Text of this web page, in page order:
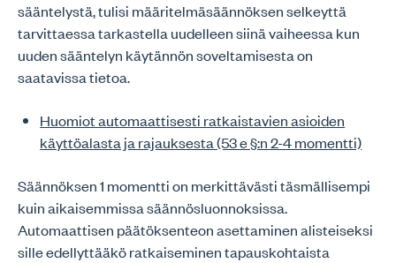
sääntelystä, tulisi määritelmäsäännöksen selkeyttä
tarvittaessa tarkastella uudelleen siinä vaiheessa kun
uuden sääntelyn käytännön soveltamisesta on
saatavissa tietoa.
Huomiot automaattisesti ratkaistavien asioiden
käyttöalasta ja rajauksesta (53 e §:n 2-4 momentti)
Säännöksen 1 momentti on merkittävästi täsmällisempi
kuin aikaisemmissa säännösluonnoksissa.
Automaattisen päätöksenteon asettaminen alisteiseksi
sille edellyttääkö ratkaiseminen tapauskohtaista